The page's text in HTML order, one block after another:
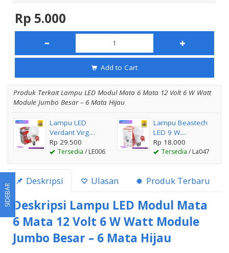
Rp 5.000
Add to Cart
Produk Terkait Lampu LED Modul Mata 6 Mata 12 Volt 6 W Watt
Module Jumbo Besar – 6 Mata Hijau
Lampu LED
Verdant Virg....
Rp 29.500
Tersedia / LE006
Lampu Beastech
LED 9 W....
Rp 18.000
Tersedia / La047
Deskripsi Ulasan Produk Terbaru
Deskripsi Lampu LED Modul Mata
6 Mata 12 Volt 6 W Watt Module
Jumbo Besar – 6 Mata Hijau
SIDEBAR